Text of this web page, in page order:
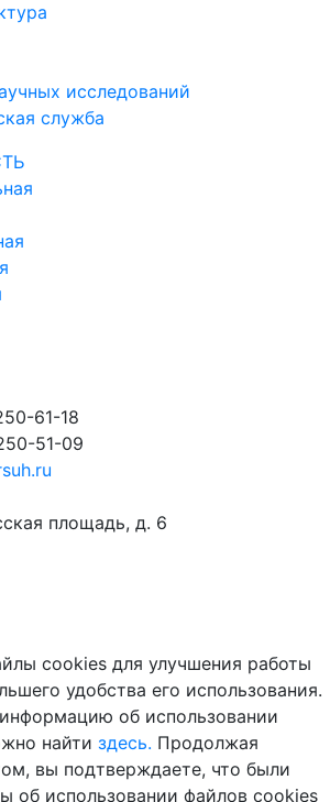
исследований
служба
61-18
51-09
площадь, д. 6
cookies для улучшения работы
удобства его использования.
об использовании
найти здесь. Продолжая
вы подтверждаете, что были
об использовании файлов cookies